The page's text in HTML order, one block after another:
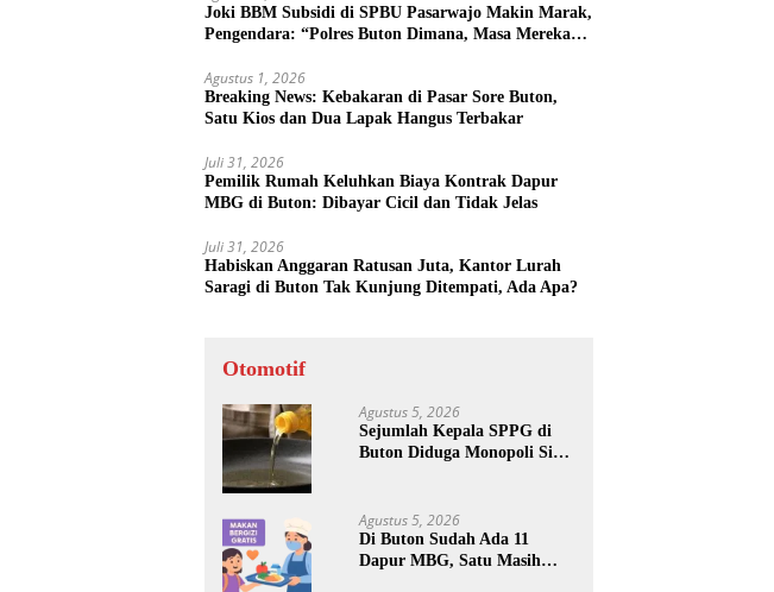
Joki BBM Subsidi di SPBU Pasarwajo Makin Marak,
Pengendara: “Polres Buton Dimana, Masa Mereka
Agustus 1, 2026
Breaking News: Kebakaran di Pasar Sore Buton,
Satu Kios dan Dua Lapak Hangus Terbakar
Juli 31, 2026
Pemilik Rumah Keluhkan Biaya Kontrak Dapur
MBG di Buton: Dibayar Cicil dan Tidak Jelas
Juli 31, 2026
Habiskan Anggaran Ratusan Juta, Kantor Lurah
Saragi di Buton Tak Kunjung Ditempati, Ada Apa?
Otomotif
Agustus 5, 2026
Sejumlah Kepala SPPG di
Buton Diduga Monopoli Sisa
Keuntungan Pribadi
Agustus 5, 2026
Di Buton Sudah Ada 11
Dapur MBG, Satu Masih